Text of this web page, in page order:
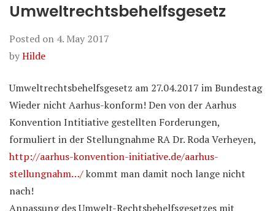
Umweltrechtsbehelfsgesetz
Posted on 4. May 2017
byHilde
Umweltrechtsbehelfsgesetz am 27.04.2017 im Bundestag
Wieder nicht Aarhus-konform! Den von der Aarhus
Konvention Intitiative gestellten Forderungen,
formuliert in der Stellungnahme RA Dr. Roda Verheyen,
http://aarhus-konvention-initiative.de/aarhus-
stellungnahm…/kommt man damit noch lange nicht
nach!
Anpassung des Umwelt-Rechtsbehelfsgesetzes mit